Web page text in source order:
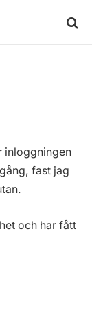
inloggningen
fast jag
och har fått